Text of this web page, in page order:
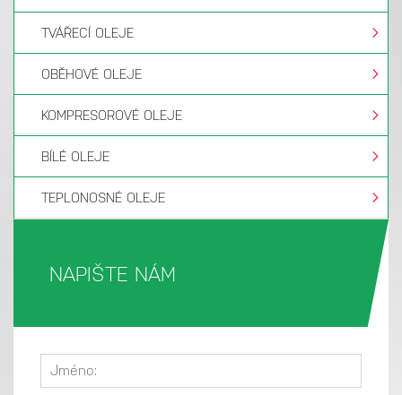
TVÁŘECÍ OLEJE
OBĚHOVÉ OLEJE
KOMPRESOROVÉ OLEJE
BÍLÉ OLEJE
TEPLONOSNÉ OLEJE
NAPIŠTE NÁM